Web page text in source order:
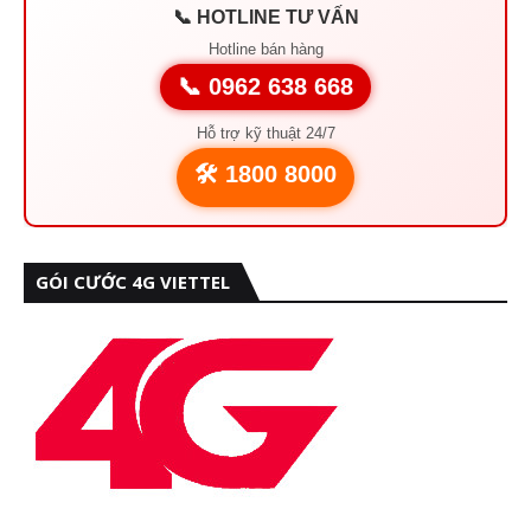
📞 HOTLINE TƯ VẤN
Hotline bán hàng
📞 0962 638 668
Hỗ trợ kỹ thuật 24/7
🛠️ 1800 8000
GÓI CƯỚC 4G VIETTEL